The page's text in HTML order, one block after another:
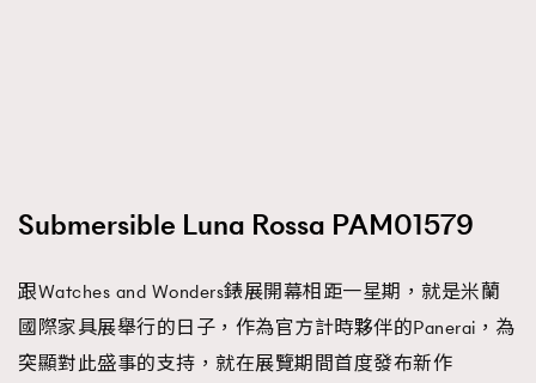
Submersible Luna Rossa PAM01579
跟Watches and Wonders錶展開幕相距一星期，就是米蘭
國際家具展舉行的日子，作為官方計時夥伴的Panerai，為
突顯對此盛事的支持，就在展覽期間首度發布新作